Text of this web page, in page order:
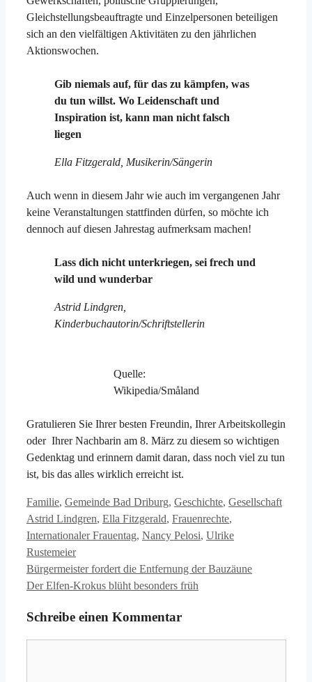
Gleichstellungsbeauftragte und Einzelpersonen beteiligen
sich an den vielfältigen Aktivitäten zu den jährlichen
Aktionswochen.
Gib niemals auf, für das zu kämpfen, was
du tun willst. Wo Leidenschaft und
Inspiration ist, kann man nicht falsch
liegen
Ella Fitzgerald, Musikerin/Sängerin
Auch wenn in diesem Jahr wie auch im vergangenen Jahr
keine Veranstaltungen stattfinden dürfen, so möchte ich
dennoch auf diesen Jahrestag aufmerksam machen!
Lass dich nicht unterkriegen, sei frech und
wild und wunderbar
Astrid Lindgren,
Kinderbuchautorin/Schriftstellerin
Quelle:
Wikipedia/Småland
Gratulieren Sie Ihrer besten Freundin, Ihrer Arbeitskollegin
oder Ihrer Nachbarin am 8. März zu diesem so wichtigen
Gedenktag und erinnern damit daran, dass noch viel zu tun
ist, bis das alles wirklich erreicht ist.
Kategorien
Familie, Gemeinde Bad Driburg, Geschichte, Gesellschaft
Astrid Lindgren, Ella Fitzgerald, Frauenrechte,
Internationaler Frauentag, Nancy Pelosi, Ulrike
Rustemeier
Bürgermeister fordert die Entfernung der Bauzäune
Der Elfen-Krokus blüht besonders früh
Schreibe einen Kommentar